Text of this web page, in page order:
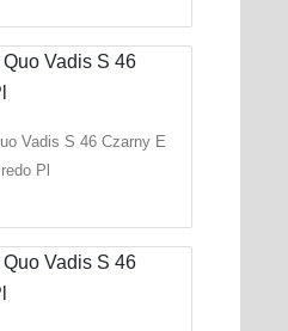
Vadis S 46 Czarny E
Pl